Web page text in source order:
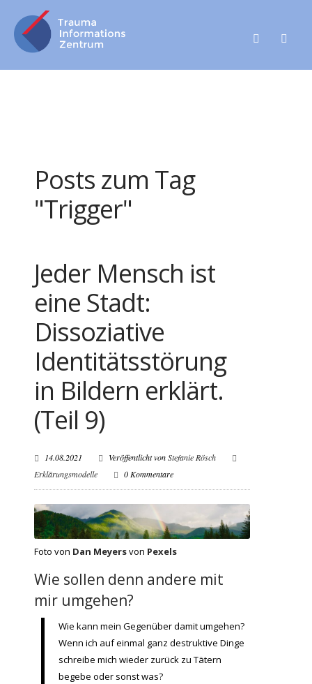
Posts zum Tag
"Trigger"
Jeder Mensch ist
eine Stadt:
Dissoziative
Identitätsstörung
in Bildern erklärt.
(Teil 9)
14.08.2021 Veröffentlicht vonStefanie Rösch
Erklärungsmodelle
0 Kommentare
Foto von Dan Meyersvon Pexels
Wie sollen denn andere mit
mir umgehen?
Wie kann mein Gegenüber damit umgehen?
Wenn ich auf einmal ganz destruktive Dinge
schreibe mich wieder zurück zu Tätern
begebe oder sonst was?